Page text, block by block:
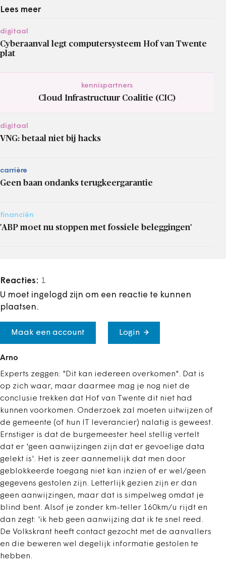
Lees meer
digitaal
Cyberaanval legt computersysteem Hof van Twente
plat
kennispartners
Cloud Infrastructuur Coalitie (CIC)
digitaal
VNG: betaal niet bij hacks
carrière
Geen baan ondanks terugkeergarantie
financiën
'ABP moet nu stoppen met fossiele beleggingen'
Reacties: 1
U moet ingelogd zijn om een reactie te kunnen
plaatsen.
Maak een account Login
Arno
Experts zeggen: "Dit kan iedereen overkomen". Dat is
op zich waar, maar daarmee mag je nog niet de
conclusie trekken dat Hof van Twente dit niet had
kunnen voorkomen. Onderzoek zal moeten uitwijzen of
de gemeente (of hun IT leverancier) nalatig is geweest.
Ernstiger is dat de burgemeester heel stellig vertelt
dat er 'geen aanwijzingen zijn dat er gevoelige data
gelekt is'. Het is zeer aannemelijk dat men door
geblokkeerde toegang niet kan inzien of er wel/geen
gegevens gestolen zijn. Letterlijk gezien zijn er dan
geen aanwijzingen, maar dat is simpelweg omdat je
blind bent. Alsof je zonder km-teller 160km/u rijdt en
dan zegt: 'ik heb geen aanwijzing dat ik te snel reed.
De Volkskrant heeft contact gezocht met de aanvallers
en die beweren wel degelijk informatie gestolen te
hebben.